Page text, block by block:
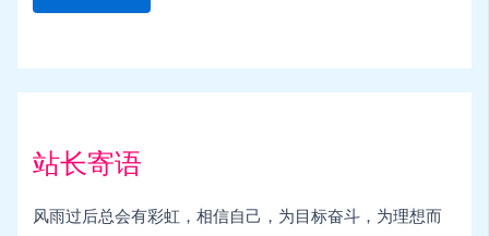
站长寄语
风雨过后总会有彩虹，相信自己，为目标奋斗，为理想而